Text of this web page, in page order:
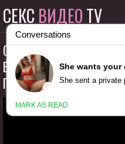
СЕКС ВИДЕОTV
СОВЕРШИТ ЛИ ОТЧИМ
ВНУТРЬ ПАДЧЕРИЦЫ
ПОСТЕЛИ С МАЧЕХОЙ